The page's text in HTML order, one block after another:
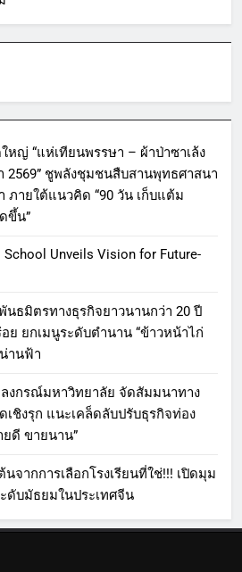
หญ่ “แห่เทียนพรรษา – ผ้าป่าซาเล้ง
2569” ชูพลังชุมชนสืบสานพุทธศาสนา
ภายใต้แนวคิด “90 วัน เก็บแต้ม
ขึ้น”
School Unveils Vision for Future-
นธมิตรทางธุรกิจยาวนานกว่า 20 ปี
ย ยกเมนูระดับตำนาน “ข้าวหน้าไก่
านฟ้า
งกรณ์มหาวิทยาลัย จัดสัมมนาทาง
เชิงรุก แนะเคล็ดลับปรับธุรกิจท่อง
ยดี ขายนาน”
นจากการเลือกโรงเรียนที่ใช่!!! เปิดมุม
ดับมัธยมในประเทศจีน